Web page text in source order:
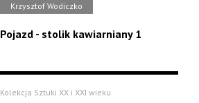
Krzysztof Wodiczko
Pojazd - stolik kawiarniany 1
Kolekcja Sztuki XX i XXI wieku